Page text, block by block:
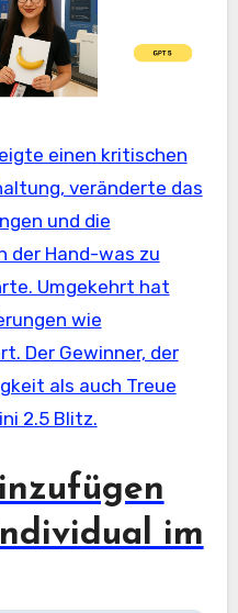
einen kritischen
veränderte das
und die
der Hand-was zu
Umgekehrt hat
wie
Der Gewinner, der
als auch Treue
2.5 Blitz.
im